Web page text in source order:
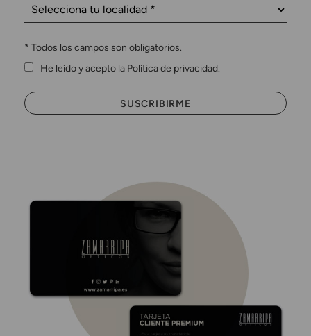
* Todos los campos son obligatorios.
He leído y acepto la Política de privacidad.